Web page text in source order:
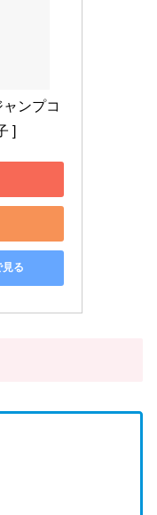
ンプコ
]
る